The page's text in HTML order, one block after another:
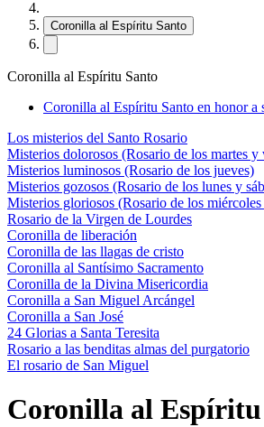
Coronilla al Espíritu Santo
Coronilla al Espíritu Santo
Coronilla al Espíritu Santo en honor a
Los misterios del Santo Rosario
Misterios dolorosos (Rosario de los martes y
Misterios luminosos (Rosario de los jueves)
Misterios gozosos (Rosario de los lunes y
Misterios gloriosos (Rosario de los
Rosario de la Virgen de Lourdes
Coronilla de liberación
Coronilla de las llagas de cristo
Coronilla al Santísimo Sacramento
Coronilla de la Divina Misericordia
Coronilla a San Miguel Arcángel
Coronilla a San José
24 Glorias a Santa Teresita
Rosario a las benditas almas del purgatorio
El rosario de San Miguel
Coronilla al Espíritu